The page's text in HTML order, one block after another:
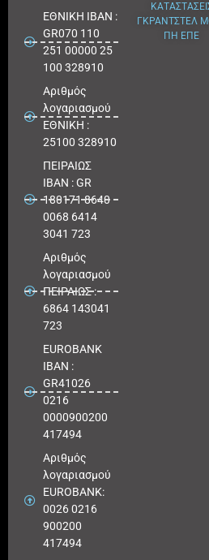
ΕΘΝΙΚΗ ΙΒΑΝ :
GR070 110
251 00000 25
100 328910
Αριθμός
λογαριασμού
ΕΘΝΙΚΗ :
25100 328910
ΠΕΙΡΑΙΩΣ
IBAN : GR
180171 8640
0068 6414
3041 723
Αριθμός
λογαριασμού
ΠΕΙΡΑΙΩΣ :
6864 143041
723
EUROBANK
IBAN :
GR41026
0216
0000900200
417494
Αριθμός
λογαριασμού
EUROBANK:
0026 0216
900200
417494
ΓΚΡΑΝΤΣΤΕΛ
ΠΗ ΕΠΕ